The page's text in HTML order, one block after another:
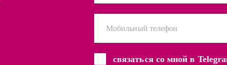
Мобильный телефон
связаться со мной в